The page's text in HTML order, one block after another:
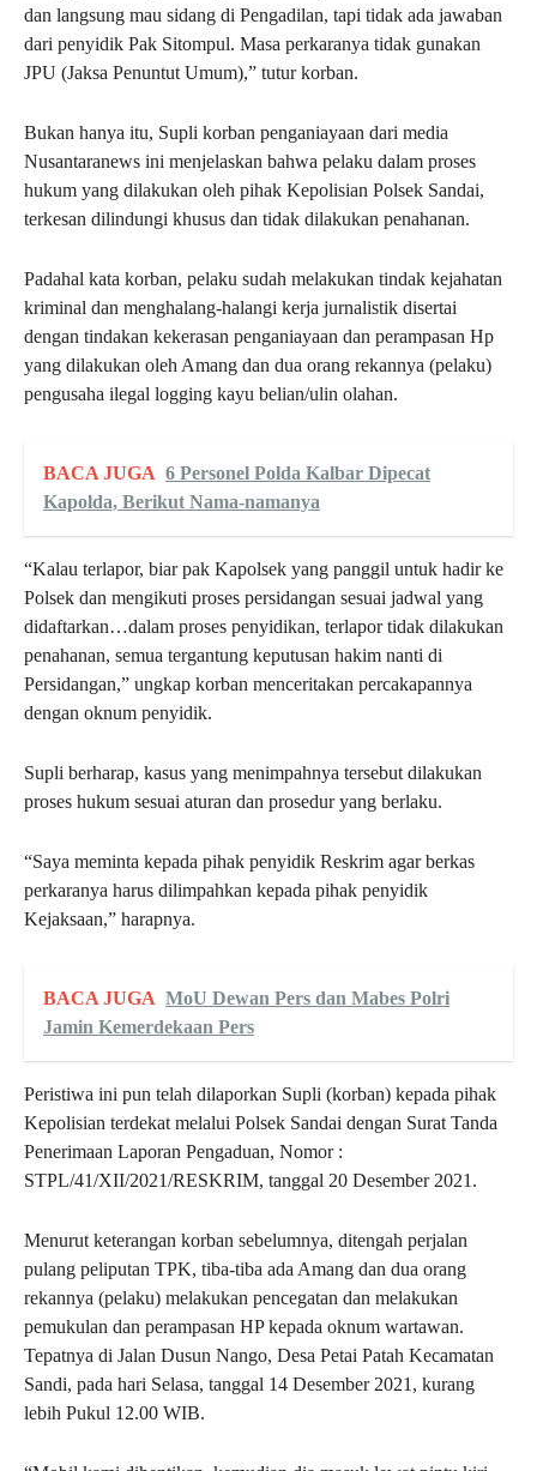
dan langsung mau sidang di Pengadilan, tapi tidak ada jawaban
dari penyidik Pak Sitompul. Masa perkaranya tidak gunakan
JPU (Jaksa Penuntut Umum),” tutur korban.
Bukan hanya itu, Supli korban penganiayaan dari media
Nusantaranews ini menjelaskan bahwa pelaku dalam proses
hukum yang dilakukan oleh pihak Kepolisian Polsek Sandai,
terkesan dilindungi khusus dan tidak dilakukan penahanan.
Padahal kata korban, pelaku sudah melakukan tindak kejahatan
kriminal dan menghalang-halangi kerja jurnalistik disertai
dengan tindakan kekerasan penganiayaan dan perampasan Hp
yang dilakukan oleh Amang dan dua orang rekannya (pelaku)
pengusaha ilegal logging kayu belian/ulin olahan.
BACA JUGA 6 Personel Polda Kalbar Dipecat
Kapolda, Berikut Nama-namanya
“Kalau terlapor, biar pak Kapolsek yang panggil untuk hadir ke
Polsek dan mengikuti proses persidangan sesuai jadwal yang
didaftarkan…dalam proses penyidikan, terlapor tidak dilakukan
penahanan, semua tergantung keputusan hakim nanti di
Persidangan,” ungkap korban menceritakan percakapannya
dengan oknum penyidik.
Supli berharap, kasus yang menimpahnya tersebut dilakukan
proses hukum sesuai aturan dan prosedur yang berlaku.
“Saya meminta kepada pihak penyidik Reskrim agar berkas
perkaranya harus dilimpahkan kepada pihak penyidik
Kejaksaan,” harapnya.
BACA JUGA MoU Dewan Pers dan Mabes Polri
Jamin Kemerdekaan Pers
Peristiwa ini pun telah dilaporkan Supli (korban) kepada pihak
Kepolisian terdekat melalui Polsek Sandai dengan Surat Tanda
Penerimaan Laporan Pengaduan, Nomor :
STPL/41/XII/2021/RESKRIM, tanggal 20 Desember 2021.
Menurut keterangan korban sebelumnya, ditengah perjalan
pulang peliputan TPK, tiba-tiba ada Amang dan dua orang
rekannya (pelaku) melakukan pencegatan dan melakukan
pemukulan dan perampasan HP kepada oknum wartawan.
Tepatnya di Jalan Dusun Nango, Desa Petai Patah Kecamatan
Sandi, pada hari Selasa, tanggal 14 Desember 2021, kurang
lebih Pukul 12.00 WIB.